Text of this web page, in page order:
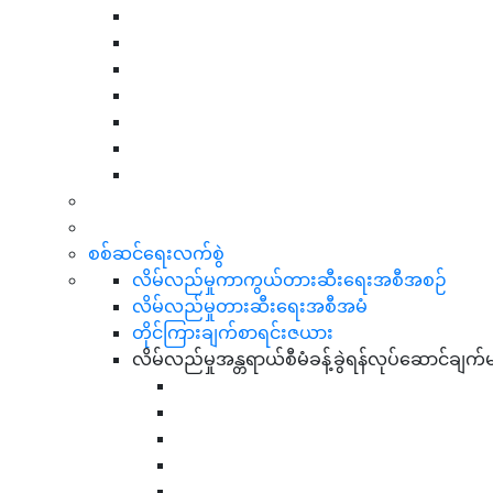
စစ်ဆင်ရေးလက်စွဲ
လိမ်လည်မှုကာကွယ်တားဆီးရေးအစီအစဉ်
လိမ်လည်မှုတားဆီးရေးအစီအမံ
တိုင်ကြားချက်စာရင်းဇယား
လိမ်လည်မှုအန္တရာယ်စီမံခန့်ခွဲရန်လုပ်ဆောင်ချက်မ